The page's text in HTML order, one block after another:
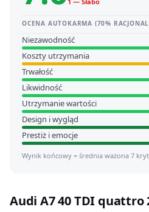
OCENA AUTOKARMA (70%
Niezawodność
Koszty utrzymania
Trwałość
Likwidność
Utrzymanie wartości
Design i wygląd
Prestiż i emocje
Wynik końcowy = średnia ważona 7
Audi A7 40 TDI quattro